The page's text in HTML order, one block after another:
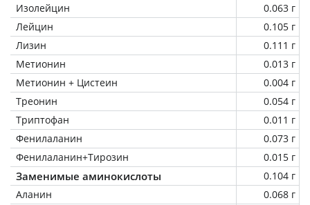
Изолейцин
0.063 г
Лейцин
0.105 г
Лизин
0.111 г
Метионин
0.013 г
Метионин + Цистеин
0.004 г
Треонин
0.054 г
Триптофан
0.011 г
Фенилаланин
0.073 г
Фенилаланин+Тирозин
0.015 г
Заменимые аминокислоты
0.104 г
Аланин
0.068 г